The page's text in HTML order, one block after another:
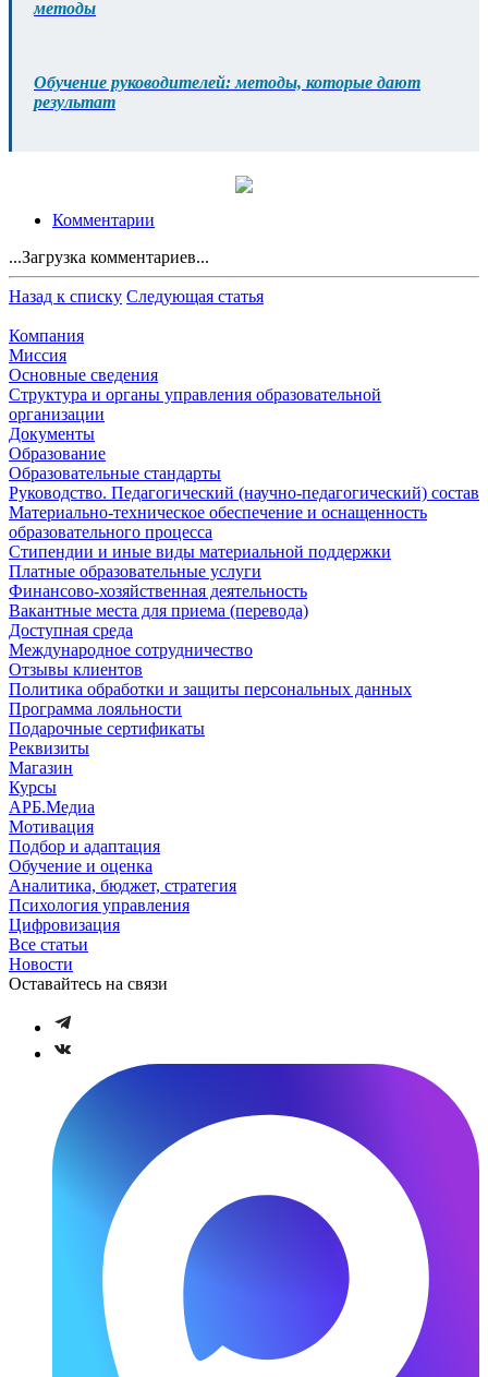
методы
Обучение руководителей: методы, которые дают
результат
Комментарии
...Загрузка комментариев...
Назад к списку Следующая статья
Компания
Миссия
Основные сведения
Структура и органы управления образовательной
организации
Документы
Образование
Образовательные стандарты
Руководство. Педагогический (научно-педагогический) состав
Материально-техническое обеспечение и оснащенность
образовательного процесса
Стипендии и иные виды материальной поддержки
Платные образовательные услуги
Финансово-хозяйственная деятельность
Вакантные места для приема (перевода)
Доступная среда
Международное сотрудничество
Отзывы клиентов
Политика обработки и защиты персональных данных
Программа лояльности
Подарочные сертификаты
Реквизиты
Магазин
Курсы
АРБ.Медиа
Мотивация
Подбор и адаптация
Обучение и оценка
Аналитика, бюджет, стратегия
Психология управления
Цифровизация
Все статьи
Новости
Оставайтесь на связи